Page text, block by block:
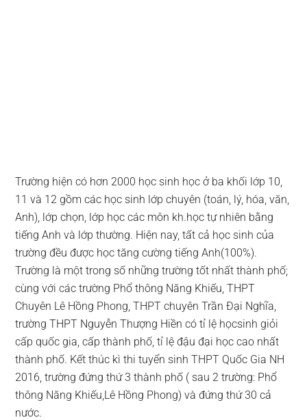
Trường hiện có hơn 2000 học sinh học ở ba khối lớp 10,
11 và 12 gồm các học sinh lớp chuyên (toán, lý, hóa, văn,
Anh), lớp chọn, lớp học các môn kh.học tự nhiên bằng
tiếng Anh và lớp thường. Hiện nay, tất cả học sinh của
trường đều được học tăng cường tiếng Anh(100%).
Trường là một trong số những trường tốt nhất thành phố;
cùng với các trường Phổ thông Năng Khiếu, THPT
Chuyên Lê Hồng Phong, THPT chuyên Trần Đại Nghĩa,
trường THPT Nguyễn Thượng Hiền có tỉ lệ họcsinh giỏi
cấp quốc gia, cấp thành phố, tỉ lệ đậu đại học cao nhất
thành phố. Kết thúc kì thi tuyển sinh THPT Quốc Gia NH
2016, trường đứng thứ 3 thành phố ( sau 2 trường: Phổ
thông Năng Khiếu,Lê Hồng Phong) và đứng thứ 30 cả
nước.